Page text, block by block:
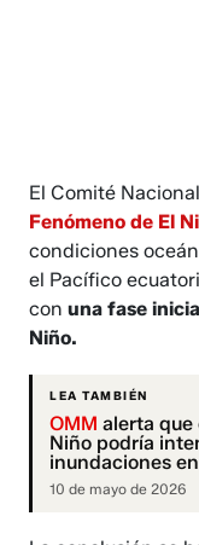
El Comité
Fenómeno de El
condiciones
el Pacífico
conuna fase
Niño.
LEA TAMBIÉN
OMM alerta que
Niño podría
inundaciones
10 de mayo de 2026